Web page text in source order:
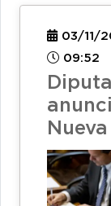
03/11/
09:52